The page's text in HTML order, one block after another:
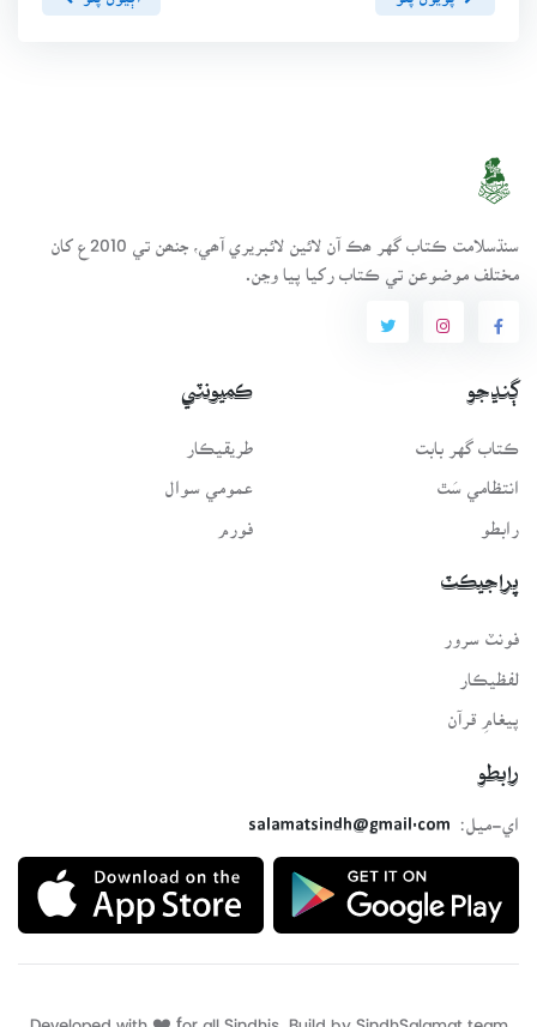
سنڌسلامت ڪتاب گهر ھڪ آن لائين لائبريري آھي، جنھن تي 2010ع کان
مختلف موضوعن تي ڪتاب رکيا پيا وڃن.
ڳنڍجو
ڪتاب گهر بابت
انتظامي سَٿ
رابطو
ڪميونٽي
طريقيڪار
عمومي سوال
فورم
پراجيڪٽ
فونٽ سرور
لفظيڪار
پيغامِ قرآن
رابطو
اي-ميل:
salamatsindh@gmail.com
Developed with ❤️ for all Sindhis. Build by SindhSalamat